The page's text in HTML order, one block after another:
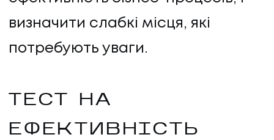
визначити слабкі місця, які
потребують уваги.
ТЕСТ НА
ЕФЕКТИВНІСТЬ